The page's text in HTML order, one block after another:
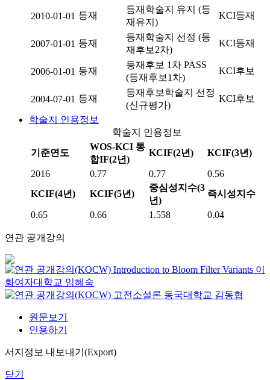
2010-01-01 등재
등재학술지 유지 (등
재유지)
KCI등재
2007-01-01 등재
등재학술지 선정 (등
재후보2차)
KCI등재
2006-01-01 등재
등재후보 1차 PASS
(등재후보1차)
KCI후보
2004-07-01 등재
등재후보학술지 선정
(신규평가)
KCI후보
학술지 인용정보
학술지 인용정보
기준연도
WOS-KCI 통
합IF(2년)
KCIF(2년) KCIF(3년)
2016 0.77 0.77
0.56
KCIF(4년)
KCIF(5년)
중심성지수(3
년)
즉시성지수
0.65 0.66 1.558 0.04
연관 공개강의
Introduction to Bloom Filter Variants 이
화여자대학교 임혜숙
고전소설론 동국대학교 김동협
원문보기
인용하기
서지정보 내보내기(Export)
닫기